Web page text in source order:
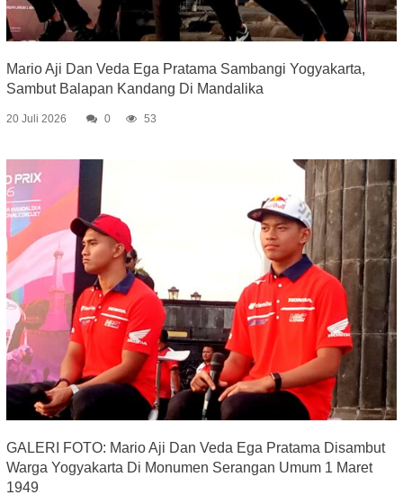
Mario Aji Dan Veda Ega Pratama Sambangi Yogyakarta,
Sambut Balapan Kandang Di Mandalika
20 Juli 2026 0 53
GALERI FOTO: Mario Aji Dan Veda Ega Pratama Disambut
Warga Yogyakarta Di Monumen Serangan Umum 1 Maret
1949